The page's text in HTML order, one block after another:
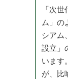
「次
ム」の
シアム
設立」
います
が、比